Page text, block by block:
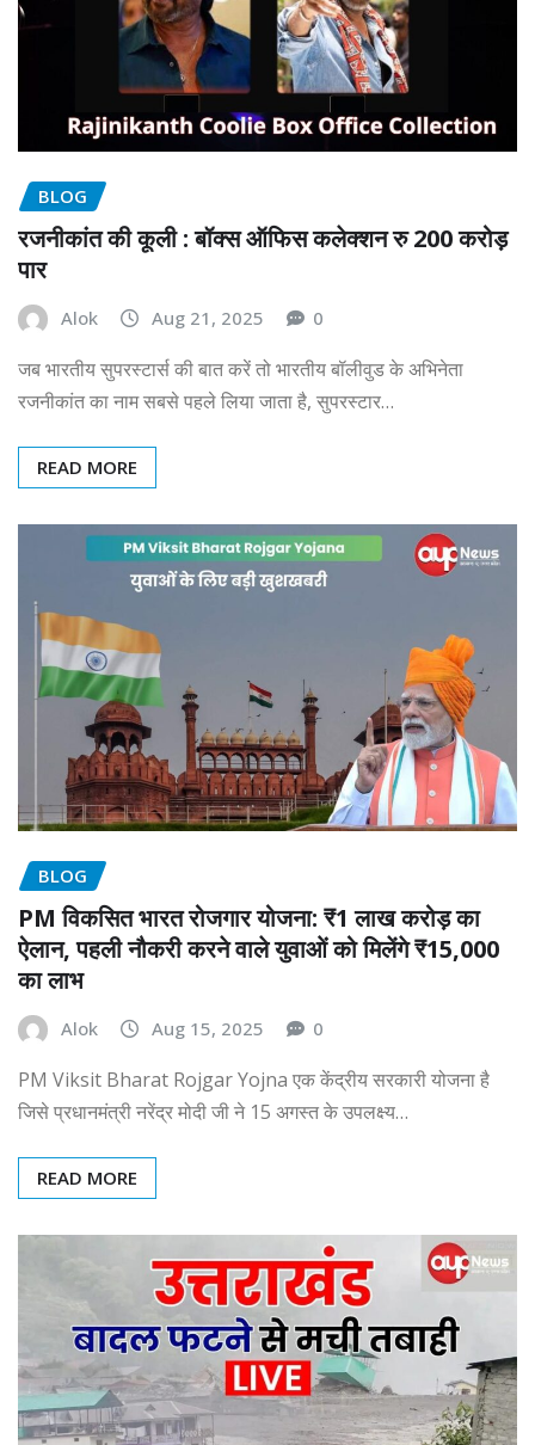
BLOG
रजनीकांत की कूली : बॉक्स ऑफिस कलेक्शन रु 200 करोड़
पार
Alok Aug 21, 2025 0
जब भारतीय सुपरस्टार्स की बात करें तो भारतीय बॉलीवुड के अभिनेता
रजनीकांत का नाम सबसे पहले लिया जाता है, सुपरस्टार…
READ MORE
BLOG
PM विकसित भारत रोजगार योजना: ₹1 लाख करोड़ का
ऐलान, पहली नौकरी करने वाले युवाओं को मिलेंगे ₹15,000
का लाभ
Alok Aug 15, 2025 0
PM Viksit Bharat Rojgar Yojna एक केंद्रीय सरकारी योजना है
जिसे प्रधानमंत्री नरेंद्र मोदी जी ने 15 अगस्त के उपलक्ष्य…
READ MORE